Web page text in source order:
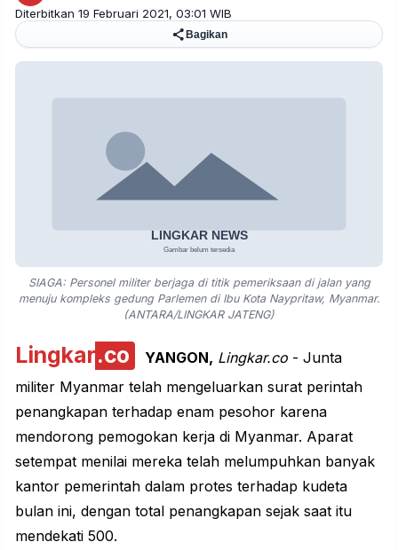
Diterbitkan 19 Februari 2021, 03:01 WIB
Bagikan
SIAGA: Personel militer berjaga di titik pemeriksaan di jalan yang
menuju kompleks gedung Parlemen di Ibu Kota Naypritaw, Myanmar.
(ANTARA/LINGKAR JATENG)
Lingkar.co YANGON, Lingkar.co- Junta
militer Myanmar telah mengeluarkan surat perintah
penangkapan terhadap enam pesohor karena
mendorong pemogokan kerja di Myanmar. Aparat
setempat menilai mereka telah melumpuhkan banyak
kantor pemerintah dalam protes terhadap kudeta
bulan ini, dengan total penangkapan sejak saat itu
mendekati 500.